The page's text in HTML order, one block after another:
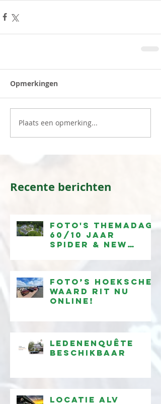
Opmerkingen
Plaats een opmerking...
Recente berichten
Foto's Themadag
60/10 jaar
Spider & New
beschikbaar
Foto’s Hoeksche
Waard Rit nu
online!
Ledenenquête
beschikbaar
Locatie ALV